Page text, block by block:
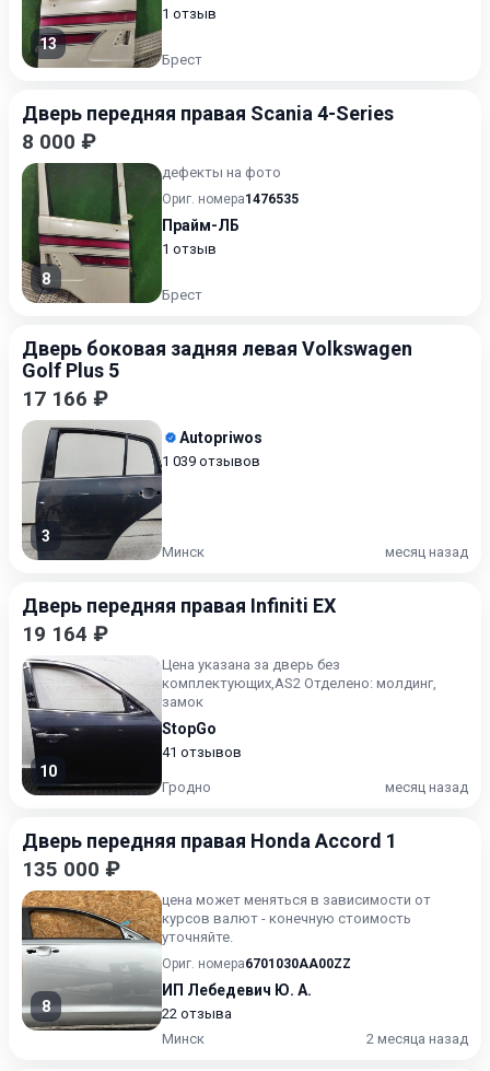
13
1 отзыв
Брест
Дверь передняя правая Scania 4-Series
8 000 ₽
8
дефекты на фото
Ориг. номера1476535
Прайм-ЛБ
1 отзыв
Брест
Дверь боковая задняя левая Volkswagen
Golf Plus 5
17 166 ₽
3
Autopriwos
1 039 отзывов
Минск месяц назад
Дверь передняя правая Infiniti EX
19 164 ₽
10
Цена указана за дверь без
комплектующих,AS2 Отделено: молдинг,
замок
StopGo
41 отзывов
Гродно месяц назад
Дверь передняя правая Honda Accord 1
135 000 ₽
8
цена может меняться в зависимости от
курсов валют - конечную стоимость
уточняйте.
Ориг. номера6701030AA00ZZ
ИП Лебедевич Ю. А.
22 отзыва
Минск
2 месяца назад